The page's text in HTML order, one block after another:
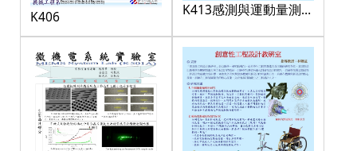
K406
K413感測與運動量測實